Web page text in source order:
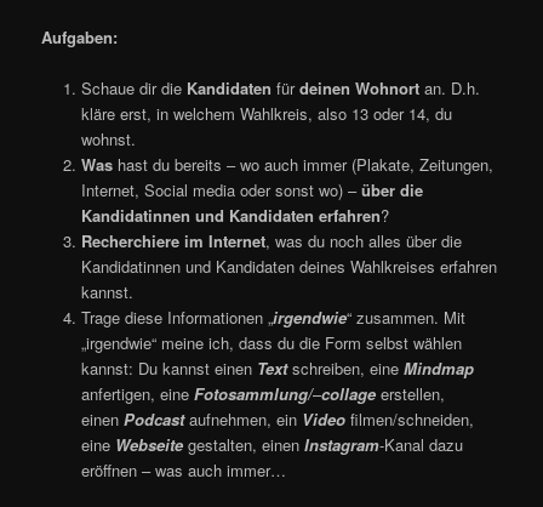
Aufgaben:
Schaue dir die Kandidaten fürdeinen Wohnortan. D.h.
kläre erst, in welchem Wahlkreis, also 13 oder 14, du
wohnst.
Washast du bereits – wo auch immer (Plakate, Zeitungen,
Internet, Social media oder sonst wo) –über die
Kandidatinnen und Kandidaten erfahren?
Recherchiere im Internet, was du noch alles über die
Kandidatinnen und Kandidaten deines Wahlkreises erfahren
kannst.
Trage diese Informationen „irgendwie“ zusammen. Mit
„irgendwie“ meine ich, dass du die Form selbst wählen
kannst: Du kannst einen Textschreiben, eine Mindmap
anfertigen, eine Fotosammlung/–collageerstellen,
einen Podcastaufnehmen, ein Videofilmen/schneiden,
eine Webseitegestalten, einen Instagram-Kanal dazu
eröffnen – was auch immer…